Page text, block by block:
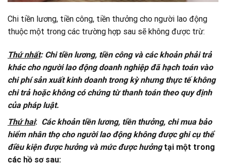
Chi tiền lương, tiền công, tiền thưởng cho người lao động
thuộc một trong các trường hợp sau sẽ không được trừ:
Thứ nhất: Chi tiền lương, tiền công và các khoản phải trả
khác cho người lao động doanh nghiệp đã hạch toán vào
chi phí sản xuất kinh doanh trong kỳ nhưng thực tế không
chi trả hoặc không có chứng từ thanh toán theo quy định
của pháp luật.
Thứ hai: Các khoản tiền lương, tiền thưởng, chi mua bảo
hiểm nhân thọ cho người lao động không được ghi cụ thể
điều kiện được hưởng và mức được hưởngtại một trong
các hồ sơ sau: